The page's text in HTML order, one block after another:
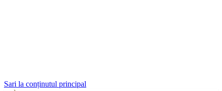
Sari la conținutul principal